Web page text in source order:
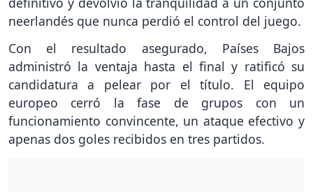
neerlandés que nunca perdió el control del juego.
Con el resultado asegurado, Países Bajos
administró la ventaja hasta el final y ratificó su
candidatura a pelear por el título. El equipo
europeo cerró la fase de grupos con un
funcionamiento convincente, un ataque efectivo y
apenas dos goles recibidos en tres partidos.